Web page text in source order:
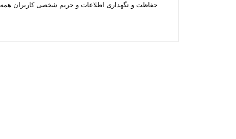
حفاظت و نگهداری اطلاعات و حریم شخصی کاربران همه­